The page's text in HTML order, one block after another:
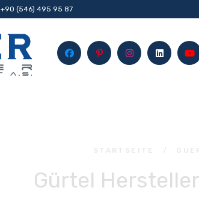
+90 (546) 495 95 87
STARTSEITE /
Gürtel